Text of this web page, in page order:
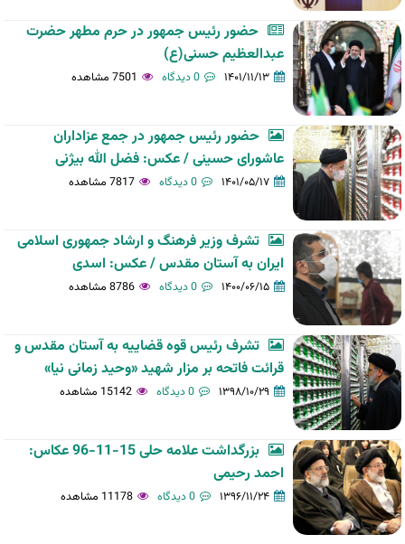
حضور رئیس جمهور در حرم مطهر حضرت
عبدالعظیم حسنی(ع)
۱۴۰۱/۱۱/۱۳ 0 دیدگاه 7501 مشاهده
حضور رئیس جمهور در جمع عزاداران
عاشورای حسینی / عکس: فضل الله بیژنی
۱۴۰۱/۰۵/۱۷ 0 دیدگاه 7817 مشاهده
تشرف وزیر فرهنگ و ارشاد جمهوری اسلامی
ایران به آستان مقدس / عکس: اسدی
۱۴۰۰/۰۶/۱۵ 0 دیدگاه 8786 مشاهده
تشرف رئیس قوه قضاییه به آستان مقدس و
قرائت فاتحه بر مزار شهید «وحید زمانی نیا»
۱۳۹۸/۱۰/۲۹ 0 دیدگاه 15142 مشاهده
بزرگداشت علامه حلی 15-11-96 عکاس:
احمد رحیمی
۱۳۹۶/۱۱/۲۴ 0 دیدگاه 11178 مشاهده